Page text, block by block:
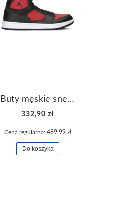
Buty męskie sneakersy Jordan Access AR3762-006
332,90 zł
Cena regularna:489,99 zł
Do koszyka